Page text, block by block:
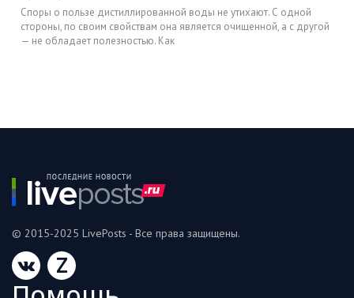
Споры о пользе дистиллированной воды не утихают. С одной
стороны, по своим свойствам она является очищенной, а с другой
— не обладает полезностью. Как
© 2015-2025 LivePosts - Все права защищены.
Z